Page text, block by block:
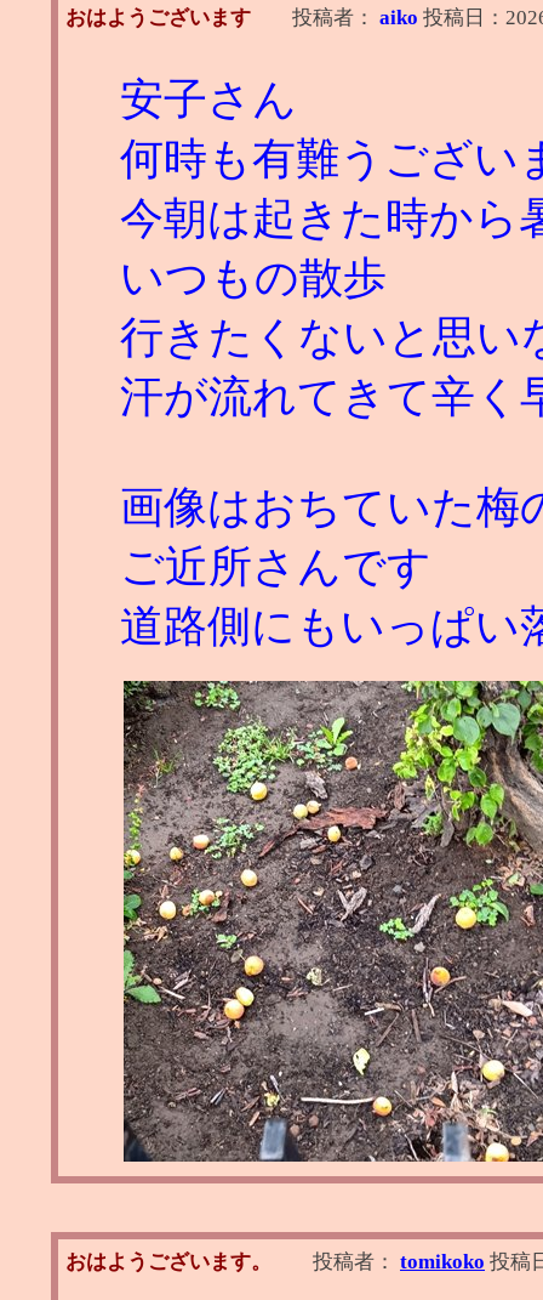
おはようございます 投稿者： aiko 投稿日：
安子さん
何時も有難うござい
今朝は起きた時から
いつもの散歩
行きたくないと思い
汗が流れてきて辛く
画像はおちていた梅
ご近所さんです
道路側にもいっぱい
おはようございます。 投稿者： tomikoko 投稿